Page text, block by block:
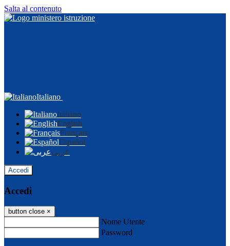
Salta al contenuto
Italiano
Italiano
English
Français
Español
عربى
Accedi
Accedi
button close ×
Nome Utente
Password